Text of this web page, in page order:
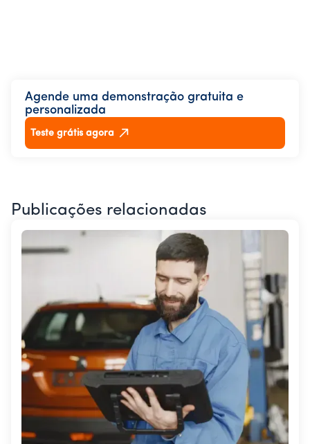
Agende uma demonstração gratuita e
personalizada
Teste grátis agora
Publicações relacionadas